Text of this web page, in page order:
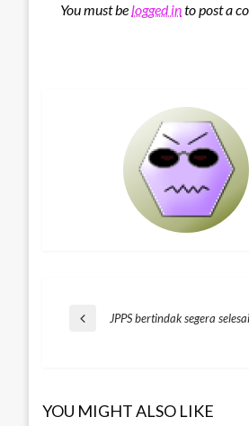
You must be logged into post a
Post
Previous
JPPS bertindak segera
YOU MIGHT ALSO LIKE